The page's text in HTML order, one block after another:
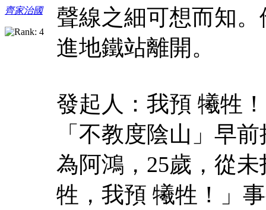
齊家治國
聲線之細可想而知
進地鐵站離開。
發起人：我預 犧牲！
「不教度陰山」早
為阿鴻，25歲，從
牲，我預 犧牲！」